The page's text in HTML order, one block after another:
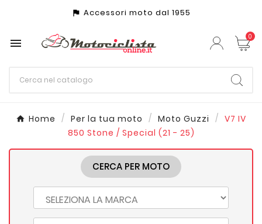
assistant_photo Accessori moto dal 1955
 0
Home Per la tua moto Moto Guzzi
V7 IV
850 Stone / Special (21 - 25)
CERCA PER MOTO